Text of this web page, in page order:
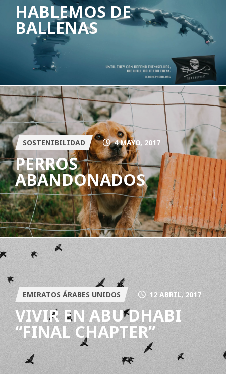
HABLEMOS DE
BALLENAS
SOSTENIBILIDAD 4 MAYO, 2017
PERROS
ABANDONADOS
EMIRATOS ÁRABES UNIDOS 12 ABRIL, 2017
VIVIR EN ABU DHABI
“FINAL CHAPTER”